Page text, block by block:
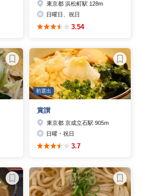
東京都 浜松町駅 128m
日曜日、祝日
3.54
初選出
賞讃
東京都 京成立石駅 905m
日曜・祝日
3.7